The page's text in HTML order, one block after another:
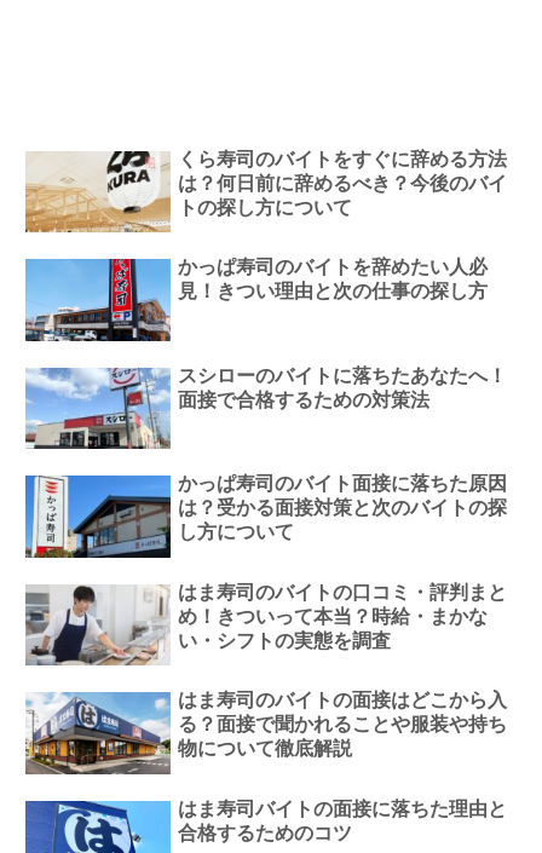
くら寿司のバイトをすぐに辞める方法
は？何日前に辞めるべき？今後のバイ
トの探し方について
かっぱ寿司のバイトを辞めたい人必
見！きつい理由と次の仕事の探し方
スシローのバイトに落ちたあなたへ！
面接で合格するための対策法
かっぱ寿司のバイト面接に落ちた原因
は？受かる面接対策と次のバイトの探
し方について
はま寿司のバイトの口コミ・評判まと
め！きついって本当？時給・まかな
い・シフトの実態を調査
はま寿司のバイトの面接はどこから入
る？面接で聞かれることや服装や持ち
物について徹底解説
はま寿司バイトの面接に落ちた理由と
合格するためのコツ